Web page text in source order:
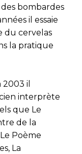
bombardes
il essaie
du cervelas
la pratique
il
interprète
que Le
de la
Poème
La